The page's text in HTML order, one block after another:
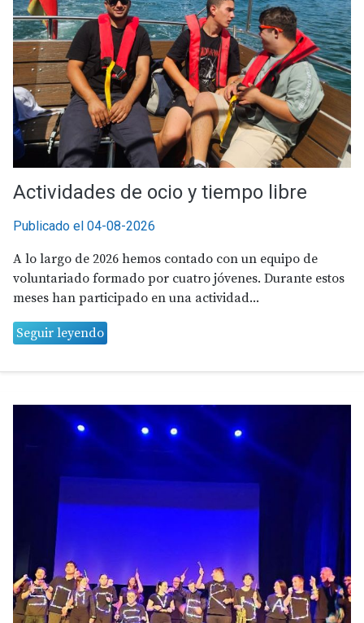
Actividades de ocio y tiempo libre
Publicado el 04-08-2026
A lo largo de 2026 hemos contado con un equipo de
voluntariado formado por cuatro jóvenes. Durante estos
meses han participado en una actividad...
Seguir leyendo